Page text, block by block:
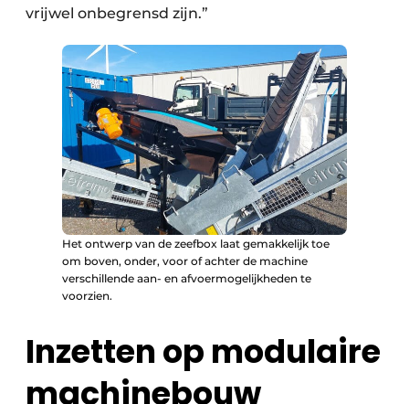
vrijwel onbegrensd zijn.”
Het ontwerp van de zeefbox laat gemakkelijk toe
om boven, onder, voor of achter de machine
verschillende aan- en afvoermogelijkheden te
voorzien.
Inzetten op modulaire
machinebouw